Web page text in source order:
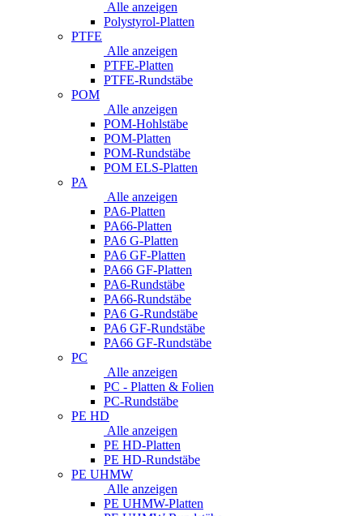
Alle anzeigen
Polystyrol-Platten
PTFE
Alle anzeigen
PTFE-Platten
PTFE-Rundstäbe
POM
Alle anzeigen
POM-Hohlstäbe
POM-Platten
POM-Rundstäbe
POM ELS-Platten
PA
Alle anzeigen
PA6-Platten
PA66-Platten
PA6 G-Platten
PA6 GF-Platten
PA66 GF-Platten
PA6-Rundstäbe
PA66-Rundstäbe
PA6 G-Rundstäbe
PA6 GF-Rundstäbe
PA66 GF-Rundstäbe
PC
Alle anzeigen
PC - Platten & Folien
PC-Rundstäbe
PE HD
Alle anzeigen
PE HD-Platten
PE HD-Rundstäbe
PE UHMW
Alle anzeigen
PE UHMW-Platten